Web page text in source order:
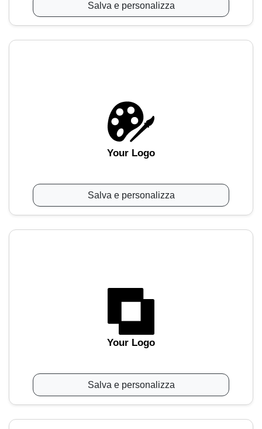
Salva e personalizza
Your Logo
Salva e personalizza
Your Logo
Salva e personalizza